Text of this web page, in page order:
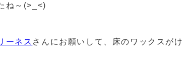
ね～(>_<)
ーネス さんにお願いして、床のワックスがけ